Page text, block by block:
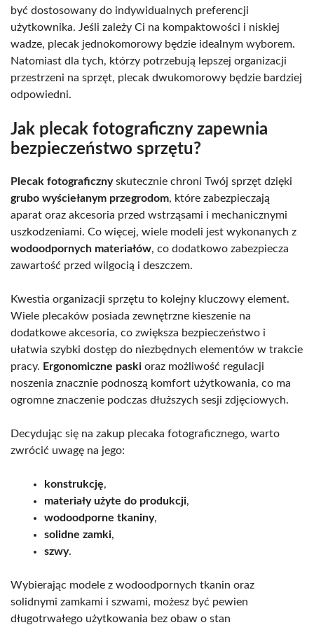
być dostosowany do indywidualnych preferencji
użytkownika. Jeśli zależy Ci na kompaktowości i niskiej
wadze, plecak jednokomorowy będzie idealnym wyborem.
Natomiast dla tych, którzy potrzebują lepszej organizacji
przestrzeni na sprzęt, plecak dwukomorowy będzie bardziej
odpowiedni.
Jak plecak fotograficzny zapewnia
bezpieczeństwo sprzętu?
Plecak fotograficznyskutecznie chroni Twój sprzęt dzięki
grubo wyściełanym przegrodom, które zabezpieczają
aparat oraz akcesoria przed wstrząsami i mechanicznymi
uszkodzeniami. Co więcej, wiele modeli jest wykonanych z
wodoodpornych materiałów, co dodatkowo zabezpiecza
zawartość przed wilgocią i deszczem.
Kwestia organizacji sprzętu to kolejny kluczowy element.
Wiele plecaków posiada zewnętrzne kieszenie na
dodatkowe akcesoria, co zwiększa bezpieczeństwo i
ułatwia szybki dostęp do niezbędnych elementów w trakcie
pracy. Ergonomiczne paski oraz możliwość regulacji
noszenia znacznie podnoszą komfort użytkowania, co ma
ogromne znaczenie podczas dłuższych sesji zdjęciowych.
Decydując się na zakup plecaka fotograficznego, warto
zwrócić uwagę na jego:
konstrukcję,
materiały użyte do produkcji,
wodoodporne tkaniny,
solidne zamki,
szwy.
Wybierając modele z wodoodpornych tkanin oraz
solidnymi zamkami i szwami, możesz być pewien
długotrwałego użytkowania bez obaw o stan